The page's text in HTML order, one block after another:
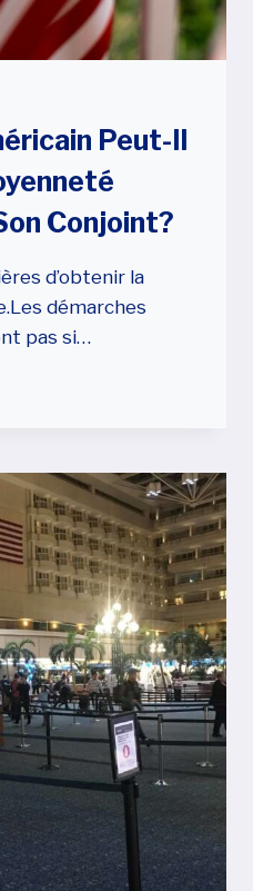
Peut-Il
Conjoint?
d’obtenir la
démarches
pas si…